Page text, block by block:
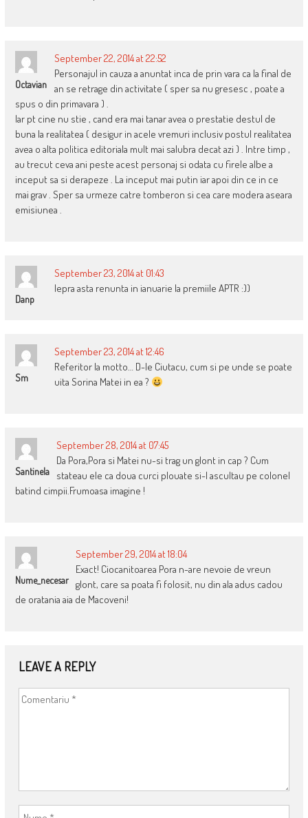
Octavian
September 22, 2014 at 22:52
Personajul in cauza a anuntat inca de prin vara ca la final de
an se retrage din activitate ( sper sa nu gresesc , poate a
spus o din primavara ) .
Iar pt cine nu stie , cand era mai tanar avea o prestatie destul de
buna la realitatea ( desigur in acele vremuri inclusiv postul realitatea
avea o alta politica editoriala mult mai salubra decat azi ) . Intre timp ,
au trecut ceva ani peste acest personaj si odata cu firele albe a
inceput sa si derapeze . La inceput mai putin iar apoi din ce in ce
mai grav . Sper sa urmeze catre tomberon si cea care modera aseara
emisiunea .
Danp
September 23, 2014 at 01:43
lepra asta renunta in ianuarie la premiile APTR :))
Sm
September 23, 2014 at 12:46
Referitor la motto… D-le Ciutacu, cum si pe unde se poate
uita Sorina Matei in ea ?
Santinela
September 28, 2014 at 07:45
Da Pora,Pora si Matei nu-si trag un glont in cap ? Cum
stateau ele ca doua curci plouate si-l ascultau pe colonel
batind cimpii.Frumoasa imagine !
Nume_necesar
September 29, 2014 at 18:04
Exact! Ciocanitoarea Pora n-are nevoie de vreun
glont, care sa poata fi folosit, nu din ala adus cadou
de oratania aia de Macoveni!
LEAVE A REPLY